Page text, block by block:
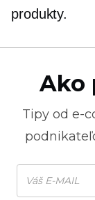
produkty.
Ako
Tipy od e-